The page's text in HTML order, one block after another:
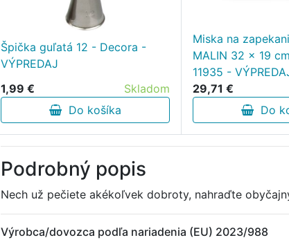
Špička guľatá 12 - Decora -
VÝPREDAJ
1,99 €
Skladom
Do košíka
Miska na
MALIN 32 x 19
11935 -
29,71 €
Do
Podrobný popis
Nech už pečiete akékoľvek dobroty, nahraďte
Výrobca/dovozca podľa nariadenia (EU) 2023/988